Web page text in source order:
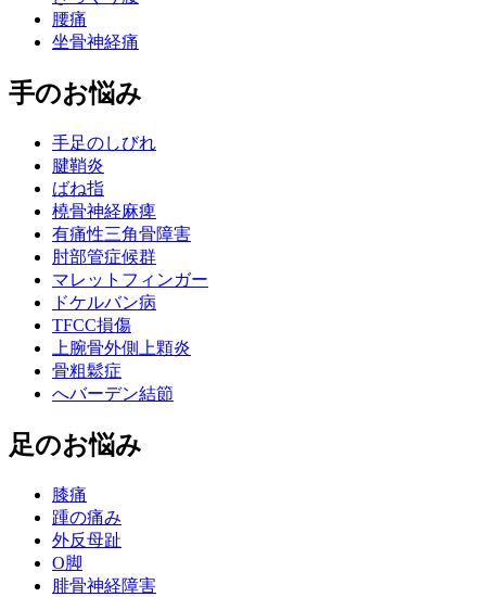
腰痛
坐骨神経痛
手のお悩み
手足のしびれ
腱鞘炎
ばね指
橈骨神経麻痺
有痛性三角骨障害
肘部管症候群
マレットフィンガー
ドケルバン病
TFCC損傷
上腕骨外側上顆炎
骨粗鬆症
へバーデン結節
足のお悩み
膝痛
踵の痛み
外反母趾
О脚
腓骨神経障害